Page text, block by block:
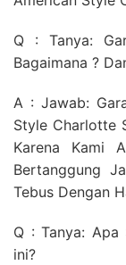
Q : Tanya:
Bagaimana ?
A : Jawab:
Style Charlotte
Karena Kami
Bertanggung
Tebus Dengan
Q : Tanya: Apa
ini?